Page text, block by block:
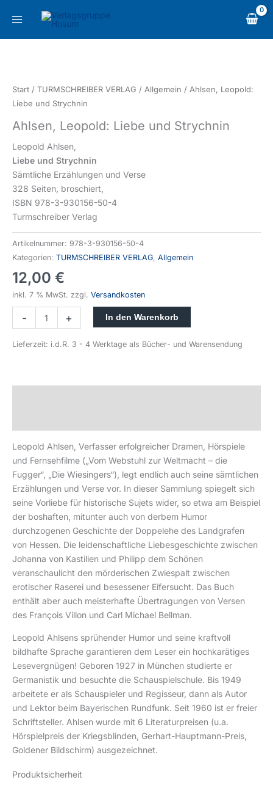
Inhalt
Start / TURMSCHREIBER VERLAG / Allgemein / Ahlsen, Leopold:
Liebe und Strychnin
Ahlsen, Leopold: Liebe und Strychnin
Leopold Ahlsen,
Liebe und Strychnin
Sämtliche Erzählungen und Verse
328 Seiten, broschiert,
ISBN 978-3-930156-50-4
Turmschreiber Verlag
Artikelnummer: 978-3-930156-50-4
Kategorien: TURMSCHREIBER VERLAG, Allgemein
12,00 €
inkl. 7 % MwSt. zzgl. Versandkosten
-
Liebe
und
Menge
+ In den Warenkorb
Lieferzeit: i.d.R. 3 - 4 Werktage als Bücher- und Warensendung
Leopold Ahlsen, Verfasser erfolgreicher Dramen, Hörspiele
und Fernsehfilme („Vom Webstuhl zur Weltmacht – die
Fugger“, „Die Wiesingers“), legt endlich auch seine sämtlichen
Erzählungen und Verse vor. In dieser Sammlung spiegelt sich
seine Vorliebe für historische Sujets wider, so etwa am Beispiel
der boshaften, mitunter auch von derbem Humor
durchzogenen Geschichte der Doppelehe des Landgrafen
von Hessen. Die leidenschaftliche Liebesgeschichte zwischen
Johanna von Kastilien und Philipp dem Schönen
veranschaulicht den mörderischen Zwiespalt zwischen
erotischer Raserei und besessener Eifersucht. Das Buch
enthält aber auch meisterhafte Übertragungen von Versen
des François Villon und Carl Michael Bellman.
Leopold Ahlsens sprühender Humor und seine kraftvoll
bildhafte Sprache garantieren dem Leser ein hochkarätiges
Lesevergnügen! Geboren 1927 in München studierte er
Germanistik und besuchte die Schauspielschule. Bis 1949
arbeitete er als Schauspieler und Regisseur, dann als Autor
und Lektor beim Bayerischen Rundfunk. Seit 1960 ist er freier
Schriftsteller. Ahlsen wurde mit 6 Literaturpreisen (u.a.
Hörspielpreis der Kriegsblinden, Gerhart-Hauptmann-Preis,
Goldener Bildschirm) ausgezeichnet.
Produktsicherheit